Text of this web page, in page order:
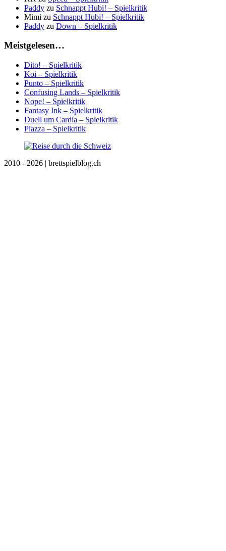
Paddy zu Schnappt Hubi! – Spielkritik
Mimi zu Schnappt Hubi! – Spielkritik
Paddy zu Down – Spielkritik
Meistgelesen…
Dito! – Spielkritik
Koi – Spielkritik
Punto – Spielkritik
Confusing Lands – Spielkritik
Nope! – Spielkritik
Fantasy Ink – Spielkritik
Duell um Cardia – Spielkritik
Piazza – Spielkritik
2010 - 2026 | brettspielblog.ch